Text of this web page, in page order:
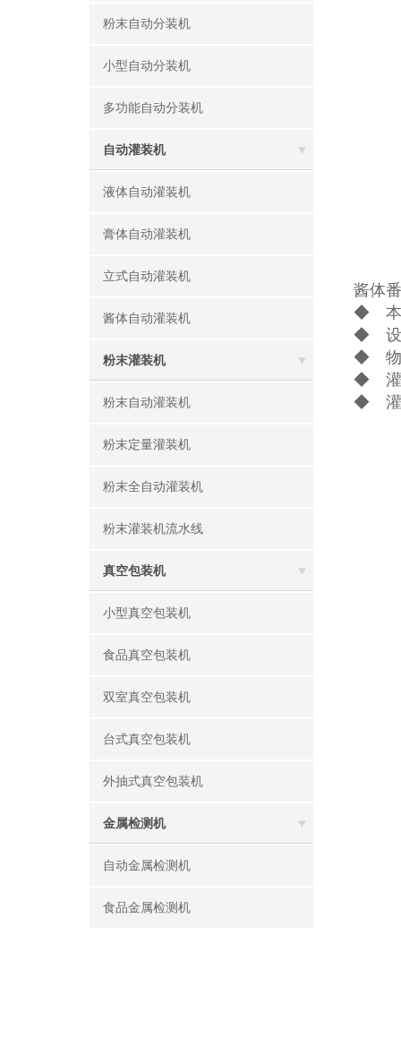
粉末自动分装机
小型自动分装机
多功能自动分装机
自动灌装机
液体自动灌装机
膏体自动灌装机
立式自动灌装机
酱体自动灌装机
粉末灌装机
粉末自动灌装机
粉末定量灌装机
粉末全自动灌装机
粉末灌装机流水线
真空包装机
小型真空包装机
食品真空包装机
双室真空包装机
台式真空包装机
外抽式真空包装机
金属检测机
自动金属检测机
食品金属检测机
酱体
◆ 本
◆ 设
◆ 物
◆ 灌
◆ 灌